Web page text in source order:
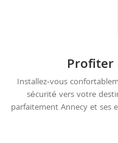
Installez‑vous
sécurité vers votre
parfaitement Annecy et ses